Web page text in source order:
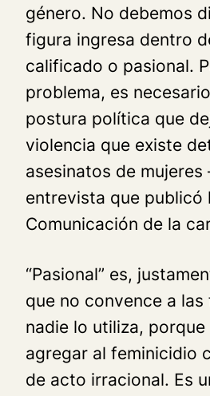
género. No debemos
figura ingresa dentro
calificado o pasional.
problema, es
postura política que
violencia que existe
asesinatos de
entrevista que publicó
Comunicación de la
“Pasional” es,
que no convence a las
nadie lo utiliza,
agregar al feminicidio
de acto irracional. Es